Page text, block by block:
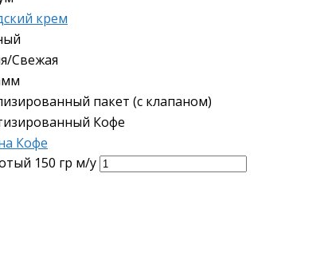
крем
Свежая
пакет (с клапаном)
Кофе
Кофе
150 гр м/у